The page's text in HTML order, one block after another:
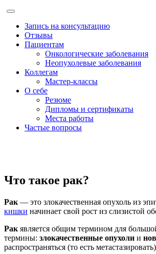
Запись на консультацию
Отзывы
Пациентам
Онкологические заболевания
Неопухолевые заболевания
Коллегам
Мастер-классы
О себе
Резюме
Дипломы и сертификаты
Места работы
Частые вопросы
Что такое рак?
Рак — это злокачественная опухоль из
кишки начинает свой рост из слизистой
Рак является общим термином для
термины: злокачественные опухоли и
распространяться (то есть